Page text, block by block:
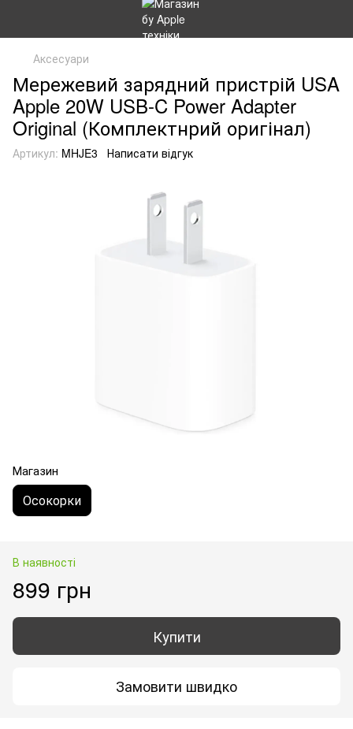
Аксесуари
Мережевий зарядний пристрій USA
Apple 20W USB-C Power Adapter
Original (Комплектнрий оригінал)
Артикул: MHJE3 Написати відгук
Магазин
Осокорки
В наявності
899 грн
Купити
Замовити швидко